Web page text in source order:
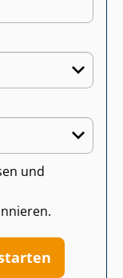
und